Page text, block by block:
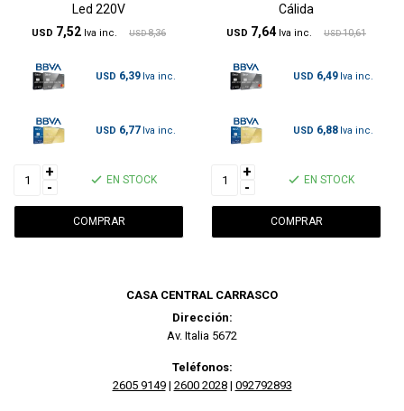
Led 220V
USD 7,52 USD 8,36
USD 6,39
USD 6,77
+
-
EN STOCK
Cálida
USD 7,64 USD 10,61
USD 6,49
USD 6,88
+
-
EN STOCK
CASA CENTRAL CARRASCO
Dirección:
Av. Italia 5672
Teléfonos:
2605 9149| 2600 2028| 092792893